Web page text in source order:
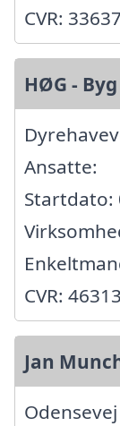
CVR:
HØG -
Ansatte:
Startdato:
CVR:
Jan